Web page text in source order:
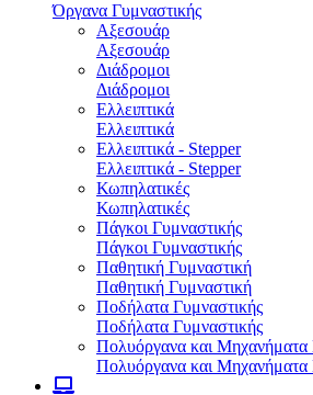
Όργανα Γυμναστικής
Αξεσουάρ
Αξεσουάρ
Διάδρομοι
Διάδρομοι
Ελλειπτικά
Ελλειπτικά
Ελλειπτικά - Stepper
Ελλειπτικά - Stepper
Κωπηλατικές
Κωπηλατικές
Πάγκοι Γυμναστικής
Πάγκοι Γυμναστικής
Παθητική Γυμναστική
Παθητική Γυμναστική
Ποδήλατα Γυμναστικής
Ποδήλατα Γυμναστικής
Πολυόργανα και Μηχανήματα
Πολυόργανα και Μηχανήματα